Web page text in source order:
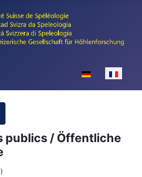
Sélectionnez
publics / Öffentliche